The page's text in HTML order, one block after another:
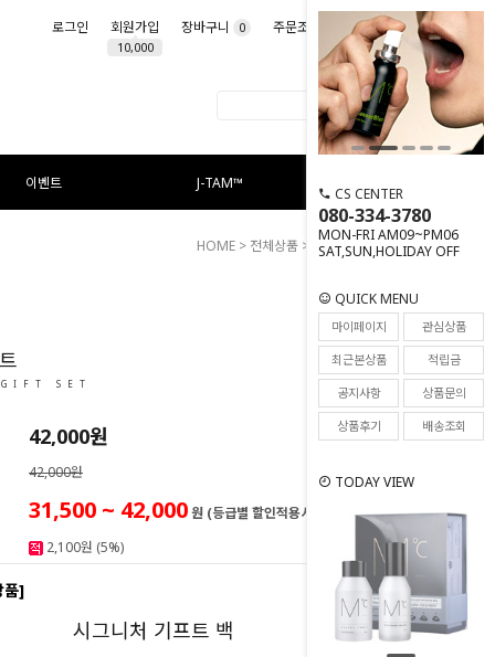
로그인 회원가입
10,000
장바구니 0 주문조회 마이페이지
이벤트 J-TAM™
CS CENTER
080-334-3780
MON-FRI AM09~PM06
SAT,SUN,HOLIDAY OFF
QUICK MENU
마이페이지
관심상품
최근본상품
적립금
공지사항
상품문의
상품후기
배송조회
TODAY VIEW
HOME > 전체상품 > 세트> 릴리프 세트
71
SET
42,000원
42,000원
31,500 ~ 42,000원 (등급별 할인적용시)
2,100원 (5%)
품]
시그니처 기프트 백